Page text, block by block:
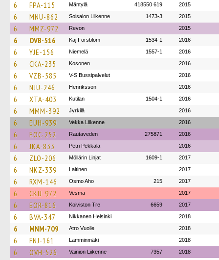
6 FPA-115 Mäntylä 418550 619 2015
6 MNU-862 Soisalon Liikenne 1473-3 2015
6 MMZ-972 Revon 2015
6 OVB-516 Kaj Forsblom 1534-1 2016
6 YJE-156 Niemelä 1557-1 2016
6 CKA-235 Kosonen 2016
6 VZB-585 V-S Bussipalvelut 2016
6 NJU-246 Henriksson 2016
6 XTA-403 Kutilan 1504-1 2016
6 MMM-392 Jyrkilä 2016
6 EUH-939 Vekka Liikenne 2016
6 EOC-252 Rautaveden 275871 2016
6 JKA-833 Petri Pekkala 2016
6 ZLO-206 Möllärin Linjat 1609-1 2017
6 NKZ-339 Laitinen 2017
6 RXM-146 Osmo Aho 215 2017
6 CKU-972 Vesma 2017
6 EOR-816 Koiviston Tre 6659 2017
6 BVA-347 Nikkanen Helsinki 2018
6 MNM-709 Atro Vuolle 2018
6 FNJ-161 Lamminmäki 2018
6 OVH-526 Vainion Liikenne 7357 2018